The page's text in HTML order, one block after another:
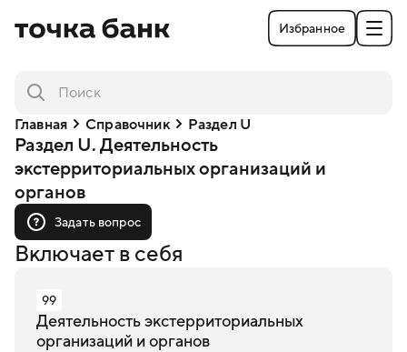
Избранное
Главная Справочник Раздел U
Раздел U. Деятельность
экстерриториальных организаций и
органов
Задать вопрос
Включает в себя
99
Деятельность экстерриториальных
организаций и органов